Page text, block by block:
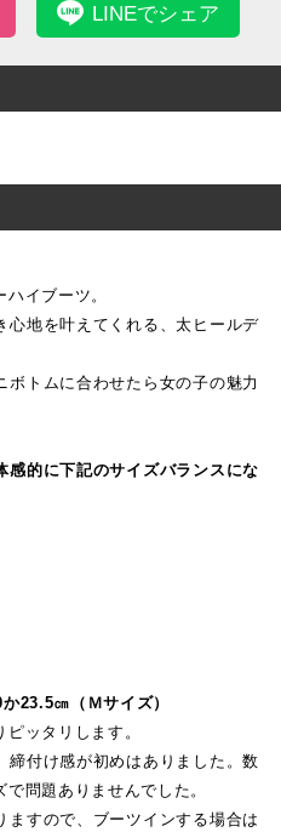
LINEでシェア
イブーツ。
心地を叶えてくれる、太ヒールデ
トムに合わせたら女の子の魅力
感的に下記のサイズバランスにな
23.5㎝（Ｍサイズ）
ッタリします。
締付け感が初めはありました。数
問題ありませんでした。
すので、ブーツインする場合は